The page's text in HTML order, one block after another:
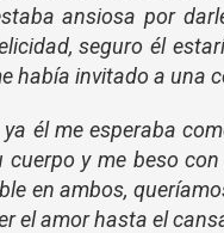
ansiosa por
seguro él
había invitado a una
él me esperaba
cuerpo y me beso
en ambos,
el amor hasta el